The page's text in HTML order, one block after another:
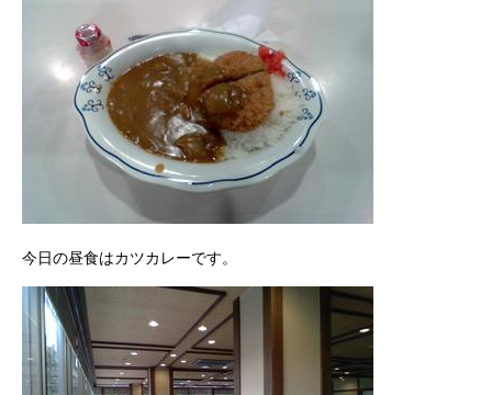
今日の昼食はカツカレーです。